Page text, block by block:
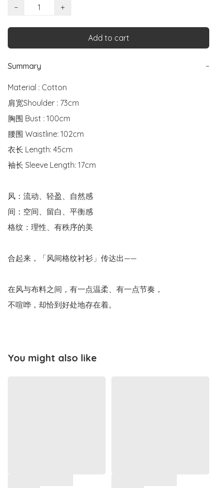
−
+
Add to cart
Summary −
Material : Cotton
肩宽Shoulder : 73cm
胸围 Bust : 100cm
腰围 Waistline: 102cm
衣长 Length: 45cm
袖长 Sleeve Length: 17cm
风：流动、轻盈、自然感
间：空间、留白、平衡感
格纹：理性、有秩序的美
合起来，「风间格纹衬衫」传达出——
在风与布料之间，有一点温柔、有一点节奏，
不喧哗，却恰到好处地存在着。
You might also like